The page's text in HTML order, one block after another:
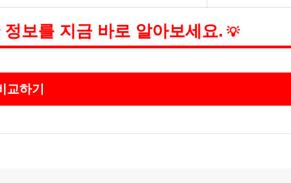
보를 지금 바로 알아보세요. 💡
하기